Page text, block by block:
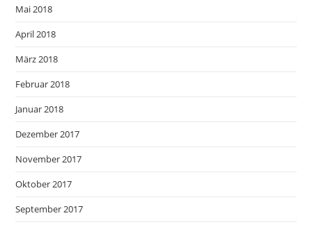
Mai 2018
April 2018
März 2018
Februar 2018
Januar 2018
Dezember 2017
November 2017
Oktober 2017
September 2017